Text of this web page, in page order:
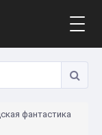
фантастика